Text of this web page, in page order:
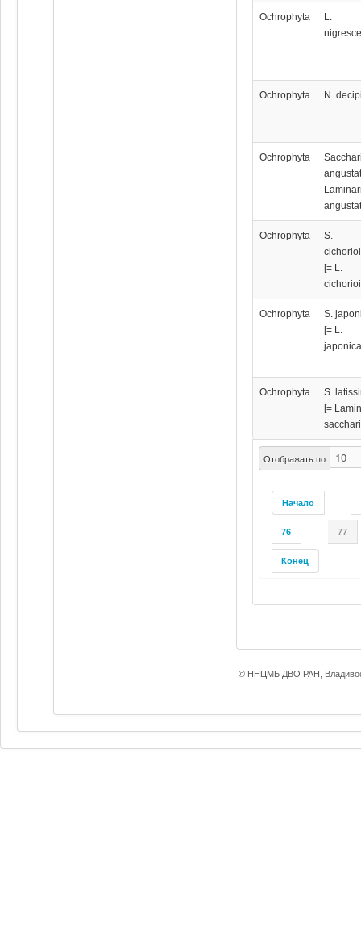
Отображать по
Начало
76 77
Конец
Ochrophyta
L.
Ochrophyta N.
Ochrophyta
Ochrophyta
S.
[= L.
Ochrophyta
S.
[= L.
Ochrophyta
S.
[=
© ННЦМБ ДВО РАН,